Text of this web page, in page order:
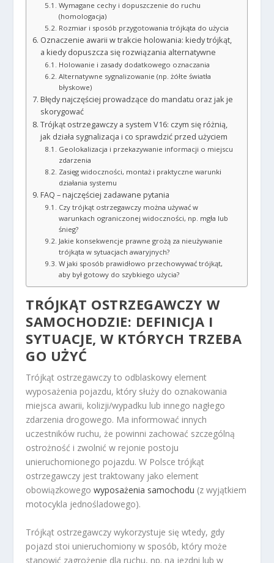
Wymagane cechy i dopuszczenie do ruchu
(homologacja)
Rozmiar i sposób przygotowania trójkąta do użycia
Oznaczenie awarii w trakcie holowania: kiedy trójkąt,
a kiedy dopuszcza się rozwiązania alternatywne
Holowanie i zasady dodatkowego oznaczania
Alternatywne sygnalizowanie (np. żółte światła
błyskowe)
Błędy najczęściej prowadzące do mandatu oraz jak je
skorygować
Trójkąt ostrzegawczy a system V16: czym się różnią,
jak działa sygnalizacja i co sprawdzić przed użyciem
Geolokalizacja i przekazywanie informacji o miejscu
zdarzenia
Zasięg widoczności, montaż i praktyczne warunki
działania systemu
FAQ – najczęściej zadawane pytania
Czy trójkąt ostrzegawczy można używać w
warunkach ograniczonej widoczności, np. mgła lub
śnieg?
Jakie konsekwencje prawne grożą za nieużywanie
trójkąta w sytuacjach awaryjnych?
W jaki sposób prawidłowo przechowywać trójkąt,
aby był gotowy do szybkiego użycia?
TRÓJKĄT OSTRZEGAWCZY W
SAMOCHODZIE: DEFINICJA I
SYTUACJE, W KTÓRYCH TRZEBA
GO UŻYĆ
Trójkąt ostrzegawczy to odblaskowy element
wyposażenia pojazdu, który służy do oznakowania
miejsca awarii, kolizji/wypadku lub innego nagłego
zdarzenia drogowego. Ma informować innych
uczestników ruchu, że powinni zachować szczególną
ostrożność i zwolnić w rejonie postoju
unieruchomionego pojazdu. W Polsce trójkąt
ostrzegawczy jest traktowany jako element
obowiązkowegowyposażenia samochodu (z wyjątkiem
motocykla jednośladowego).
Trójkąt ostrzegawczy wykorzystuje się wtedy, gdy
pojazd stoi unieruchomiony w sposób, który może
stanowić zagrożenie dla ruchu, np. na jezdni lub w